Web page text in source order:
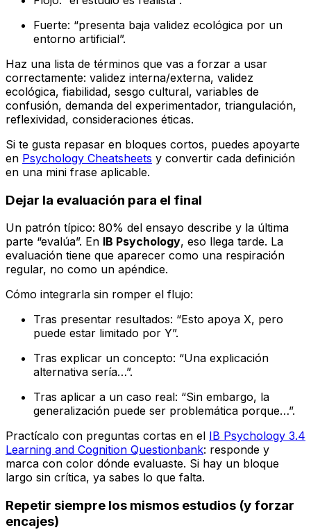
Fuerte: “presenta baja validez ecológica por un
entorno artificial”.
Haz una lista de términos que vas a forzar a usar
correctamente: validez interna/externa, validez
ecológica, fiabilidad, sesgo cultural, variables de
confusión, demanda del experimentador, triangulación,
reflexividad, consideraciones éticas.
Si te gusta repasar en bloques cortos, puedes apoyarte
en Psychology Cheatsheets y convertir cada definición
en una mini frase aplicable.
Dejar la evaluación para el final
Un patrón típico: 80% del ensayo describe y la última
parte “evalúa”. En IB Psychology, eso llega tarde. La
evaluación tiene que aparecer como una respiración
regular, no como un apéndice.
Cómo integrarla sin romper el flujo:
Tras presentar resultados: “Esto apoya X, pero
puede estar limitado por Y”.
Tras explicar un concepto: “Una explicación
alternativa sería…”.
Tras aplicar a un caso real: “Sin embargo, la
generalización puede ser problemática porque…”.
Practícalo con preguntas cortas en el IB Psychology 3.4
Learning and Cognition Questionbank: responde y
marca con color dónde evaluaste. Si hay un bloque
largo sin crítica, ya sabes lo que falta.
Repetir siempre los mismos estudios (y forzar
encajes)